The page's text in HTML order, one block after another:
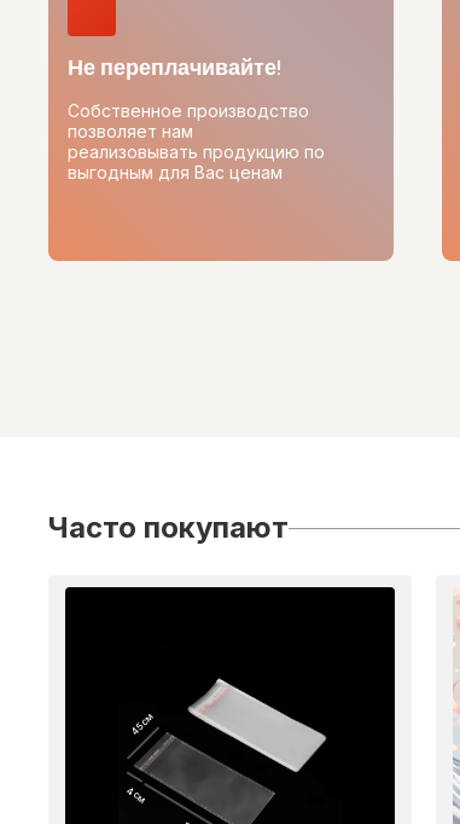
Не переплачивайте!
Собственное производство
позволяет нам
реализовывать продукцию по
выгодным для Вас ценам
Часто покупают
45 см
4 см